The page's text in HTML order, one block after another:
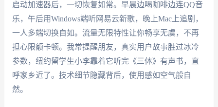
启动加速器后，一切恢复如常。早晨边喝咖啡边连QQ音
乐，午后用Windows端听网易云新歌，晚上Mac上追剧，
一人多端切换自如。流量无限特性让你畅享无虞，不再
担心限额卡顿。我常提醒朋友，真实用户故事胜过冰冷
参数，纽约留学生小李靠着它听完《三体》有声书，直
呼家乡近了。技术细节隐藏背后，使用感如空气般自
然。